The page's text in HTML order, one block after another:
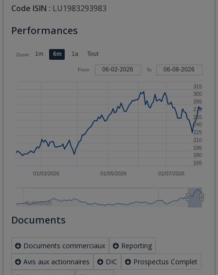
Code ISIN : LU1983293983
Performances
01/03/2026 01/05/2026 01/07/2026
01/01/2020
180
210
240
270
300
165
195
225
255
285
315
Zoom 1m 6m 1a Tout
From 06-02-2026 To 06-08-2026
Documents
Documents commerciaux
Reporting
Avis aux actionnaires
DIC
Prospectus Complet